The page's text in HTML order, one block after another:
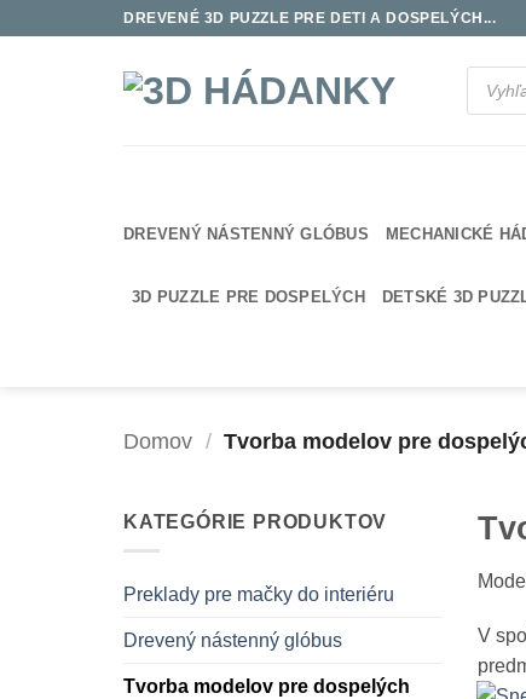
DREVENÉ 3D PUZZLE PRE DETI A DOSPELÝCH...
search
DREVENÝ NÁSTENNÝ GLÓBUS MECHANICKÉ
3D PUZZLE PRE DOSPELÝCH DETSKÉ 3D
Domov / Tvorba modelov pre
KATEGÓRIE PRODUKTOV
Preklady pre mačky do interiéru
Drevený nástenný glóbus
Tvorba modelov pre dospelých
V